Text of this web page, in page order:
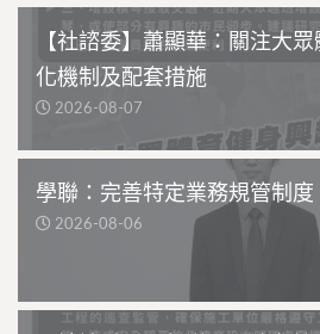
【社諮委】蕭顯華：關注大
化機制及配套措施
2026-08-07
學聯：完善特定業務規管制
2026-08-06